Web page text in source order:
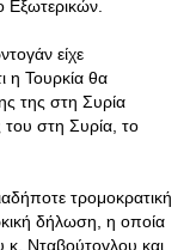
Εξωτερικών.
είχε
η Τουρκία θα
της στη Συρία
στη Συρία, το
τρομοκρατική
δήλωση, η οποία
κ. Νταβούτογλου και